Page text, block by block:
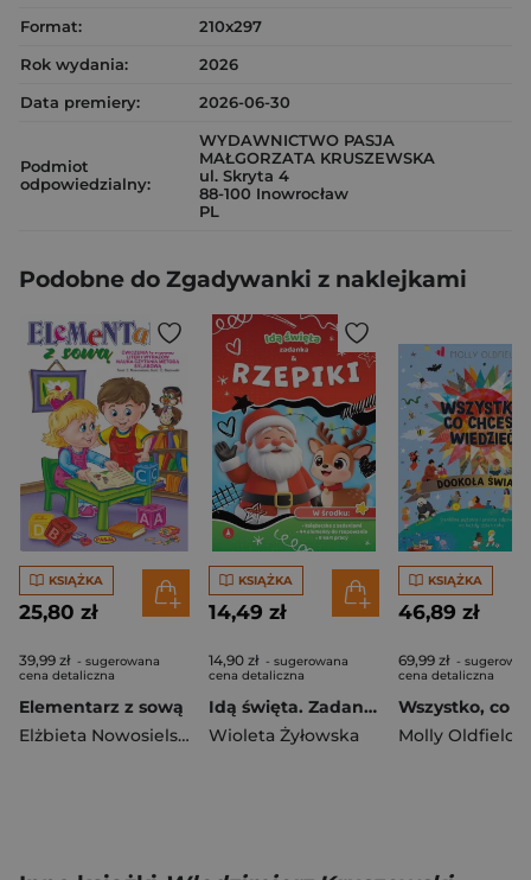
Format:
210x297
Rok wydania:
2026
Data premiery:
2026-06-30
Podmiot
odpowiedzialny:
WYDAWNICTWO PASJA
MAŁGORZATA KRUSZEWSKA
ul. Skryta 4
88-100 Inowrocław
PL
Podobne do Zgadywanki z naklejkami
KSIĄŻKA
25,80 zł
39,99 zł - sugerowana
cena detaliczna
Elementarz z sową
Elżbieta Nowosielska
Ernest Błędowski
KSIĄŻKA
14,49 zł
14,90 zł - sugerowana
cena detaliczna
Idą święta. Zadanka & rzepiki
Wioleta Żyłowska
KSIĄŻKA
46,89 zł
69,99 zł -
cena detaliczna
Molly Oldfield